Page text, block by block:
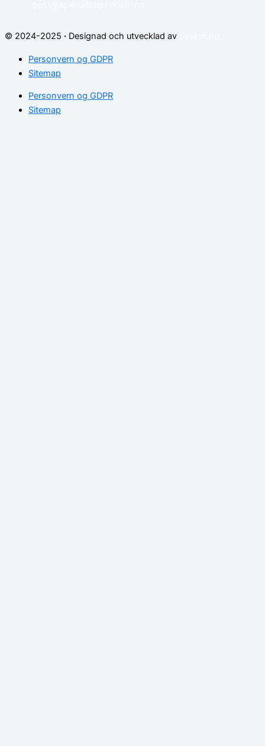
© 2024-2025 · Designad och utvecklad av
Personvern og GDPR
Sitemap
Personvern og GDPR
Sitemap